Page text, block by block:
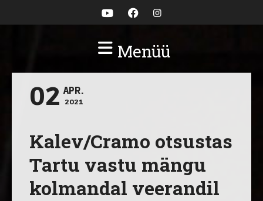
Menüü
02 APR.
2021
Kalev/Cramo otsustas
Tartu vastu mängu
kolmandal veerandil